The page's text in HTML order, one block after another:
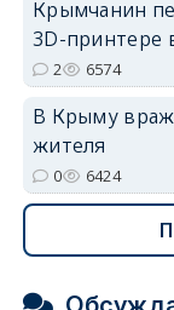
Крымчанин
3D-принтере
2 6574
В Крыму
жителя
0 6424